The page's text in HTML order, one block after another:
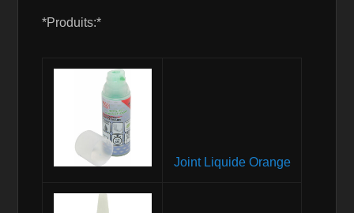
*Produits:*
Joint Liquide Orange